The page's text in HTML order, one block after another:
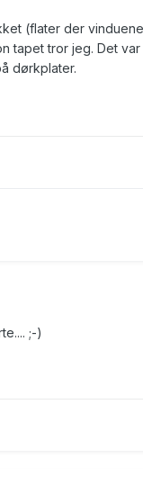
(flater der
tapet tror jeg. Det var
dørkplater.
;-)